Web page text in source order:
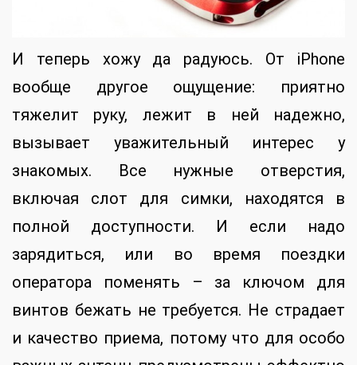
И теперь хожу да радуюсь. От iPhone
вообще другое ощущение: приятно
тяжелит руку, лежит в ней надежно,
вызывает уважительный интерес у
знакомых. Все нужные отверстия,
включая слот для симки, находятся в
полной доступности. И если надо
зарядиться, или во время поездки
оператора поменять – за ключом для
винтов бежать не требуется. Не страдает
и качество приема, потому что для особо